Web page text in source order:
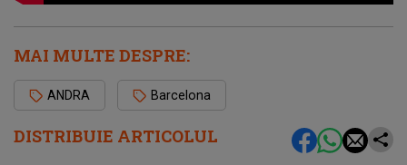
DISTRIBUIE ARTICOLUL
MAI MULTE DESPRE:
ANDRA Barcelona